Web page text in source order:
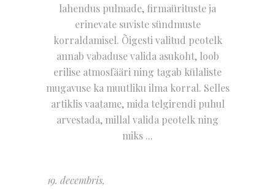
lahendus pulmade, firmaürituste ja
erinevate suviste sündmuste
korraldamisel. Õigesti valitud peotelk
annab vabaduse valida asukoht, loob
erilise atmosfääri ning tagab külaliste
mugavuse ka muutliku ilma korral. Selles
artiklis vaatame, mida telgirendi puhul
arvestada, millal valida peotelk ning
miks
19. decembris,